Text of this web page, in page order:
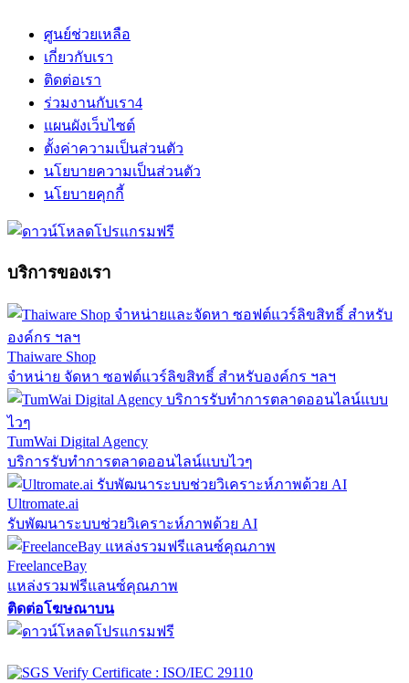
ศูนย์ช่วยเหลือ
เกี่ยวกับเรา
ติดต่อเรา
ร่วมงานกับเรา4
แผนผังเว็บไซต์
ตั้งค่าความเป็นส่วนตัว
นโยบายความเป็นส่วนตัว
นโยบายคุกกี้
บริการของเรา
Thaiware Shop
จำหน่าย จัดหา ซอฟต์แวร์ลิขสิทธิ์ สำหรับองค์กร ฯลฯ
TumWai Digital Agency
บริการรับทำการตลาดออนไลน์แบบไวๆ
Ultromate.ai
รับพัฒนาระบบช่วยวิเคราะห์ภาพด้วย AI
FreelanceBay
แหล่งรวมฟรีแลนซ์คุณภาพ
ติดต่อโฆษณาบน